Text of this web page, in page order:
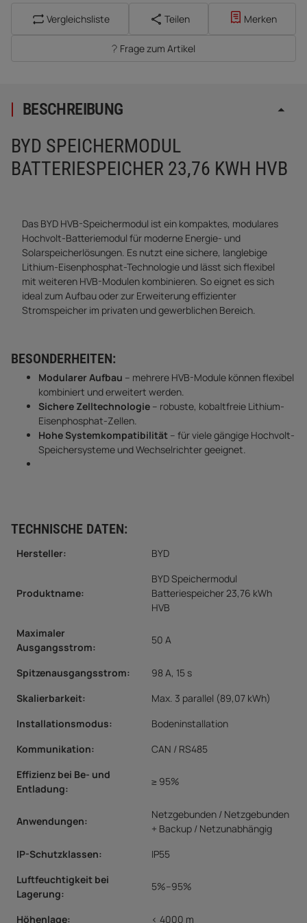
Vergleichsliste Teilen Merken
Frage zum Artikel
BESCHREIBUNG
BYD SPEICHERMODUL
BATTERIESPEICHER 23,76 KWH HVB
Das BYD HVB-Speichermodul ist ein kompaktes, modulares
Hochvolt-Batteriemodul für moderne Energie- und
Solarspeicherlösungen. Es nutzt eine sichere, langlebige
Lithium-Eisenphosphat-Technologie und lässt sich flexibel
mit weiteren HVB-Modulen kombinieren. So eignet es sich
ideal zum Aufbau oder zur Erweiterung effizienter
Stromspeicher im privaten und gewerblichen Bereich.
BESONDERHEITEN:
Modularer Aufbau – mehrere HVB-Module können flexibel
kombiniert und erweitert werden.
Sichere Zelltechnologie – robuste, kobaltfreie Lithium-
Eisenphosphat-Zellen.
Hohe Systemkompatibilität – für viele gängige Hochvolt-
Speichersysteme und Wechselrichter geeignet.
TECHNISCHE DATEN:
Hersteller: BYD
Produktname:
BYD Speichermodul
Batteriespeicher 23,76 kWh
HVB
Maximaler
Ausgangsstrom:
50 A
Spitzenausgangsstrom:
98 A, 15 s
Skalierbarkeit:
Max. 3 parallel (89,07 kWh)
Installationsmodus:
Bodeninstallation
Kommunikation:
CAN / RS485
Effizienz bei Be- und
Entladung:
≥ 95%
Anwendungen:
Netzgebunden / Netzgebunden
+ Backup / Netzunabhängig
IP-Schutzklassen:
IP55
Luftfeuchtigkeit bei
Lagerung:
5%–95%
Höhenlage: < 4000 m